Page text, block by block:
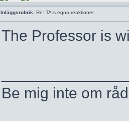
Inläggsrubrik: Re: TA:s egna reaktioner
The Professor is
Be mig inte om